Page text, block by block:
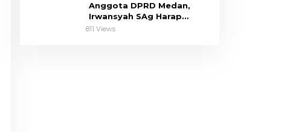
Anggota DPRD Medan,
Irwansyah SAg Harap
Pemko Perhatikan Keluhan
811 Views